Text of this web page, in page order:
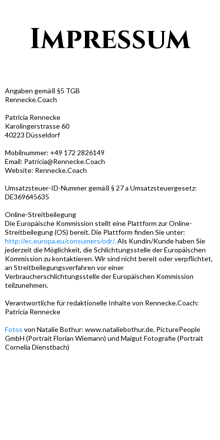
Impressum
Angaben gemäß §5 TGB
Rennecke.Coach
Patricia Rennecke
Karolingerstrasse 60
40223 Düsseldorf
Mobilnummer: +49 172 2826149
Email: Patricia@Rennecke.Coach
Website: Rennecke.Coach
Umsatzsteuer-ID-Nummer gemäß § 27 a Umsatzsteuergesetz:
DE369645635
Online-Streitbeilegung
Die Europäische Kommission stellt eine Plattform zur Online-
Streitbeilegung (OS) bereit. Die Plattform finden Sie unter:
http://ec.europa.eu/consumers/odr/.Als Kundin/Kunde haben Sie
jederzeit die Möglichkeit, die Schlichtungsstelle der Europäischen
Kommission zu kontaktieren. Wir sind nicht bereit oder verpflichtet,
an Streitbeilegungsverfahren vor einer
Verbraucherschlichtungsstelle der Europäischen Kommission
teilzunehmen.
Verantwortliche für redaktionelle Inhaltevon Rennecke.Coach:
Patricia Rennecke
Fotos von Natalie Bothur: www.nataliebothur.de, PicturePeople
GmbH (Portrait Florian Wiemann) und Maigut Fotografie (Portrait
Cornelia Dienstbach)